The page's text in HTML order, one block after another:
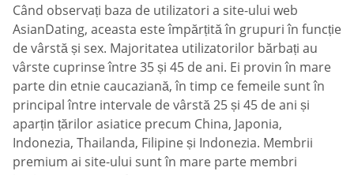
Când observați baza de utilizatori a site-ului web
AsianDating, aceasta este împărțită în grupuri în funcție
de vârstă și sex. Majoritatea utilizatorilor bărbați au
vârste cuprinse între 35 și 45 de ani. Ei provin în mare
parte din etnie caucaziană, în timp ce femeile sunt în
principal între intervale de vârstă 25 și 45 de ani și
aparțin țărilor asiatice precum China, Japonia,
Indonezia, Thailanda, Filipine și Indonezia. Membrii
premium ai site-ului sunt în mare parte membri